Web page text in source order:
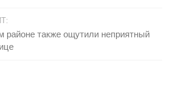
районе также ощутили неприятный